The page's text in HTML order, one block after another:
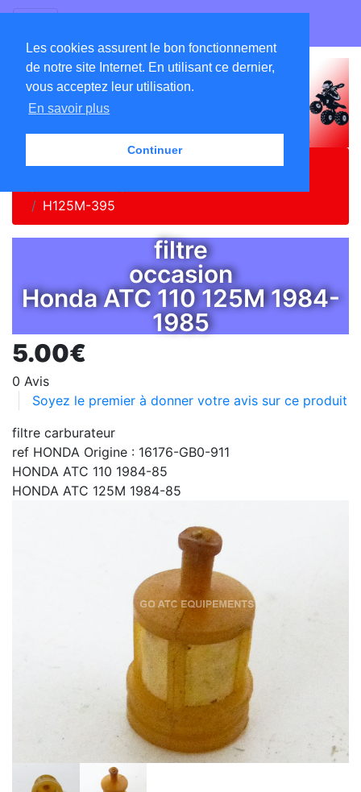
Les cookies assurent le bon fonctionnement
de notre site Internet. En utilisant ce dernier,
vous acceptez leur utilisation.
En savoir plus
Continuer
Accueil
Catalogue Pièces ATC
HONDA
H125M-395
filtre
occasion
Honda ATC 110 125M 1984-
1985
5.00€
0 Avis
Soyez le premier à donner votre avis sur ce produit
filtre carburateur
ref HONDA Origine : 16176-GB0-911
HONDA ATC 110 1984-85
HONDA ATC 125M 1984-85